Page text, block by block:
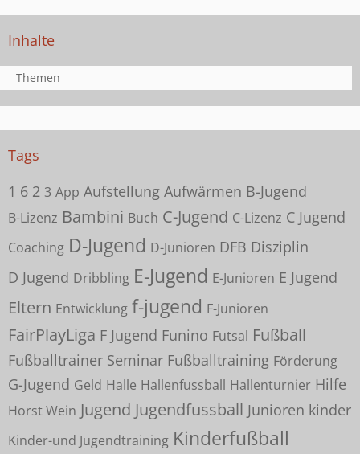
Inhalte
Themen
Tags
1 6 2 3 App Aufstellung Aufwärmen B-Jugend
B-Lizenz Bambini Buch C-Jugend C-Lizenz C Jugend
Coaching D-Jugend D-Junioren DFB Disziplin
D Jugend Dribbling E-Jugend E-Junioren E Jugend
Eltern Entwicklung f-jugend F-Junioren
FairPlayLiga F Jugend Funino Futsal Fußball
Fußballtrainer Seminar Fußballtraining Förderung
G-Jugend Geld Halle Hallenfussball Hallenturnier Hilfe
Horst Wein Jugend Jugendfussball Junioren kinder
Kinder-und Jugendtraining Kinderfußball